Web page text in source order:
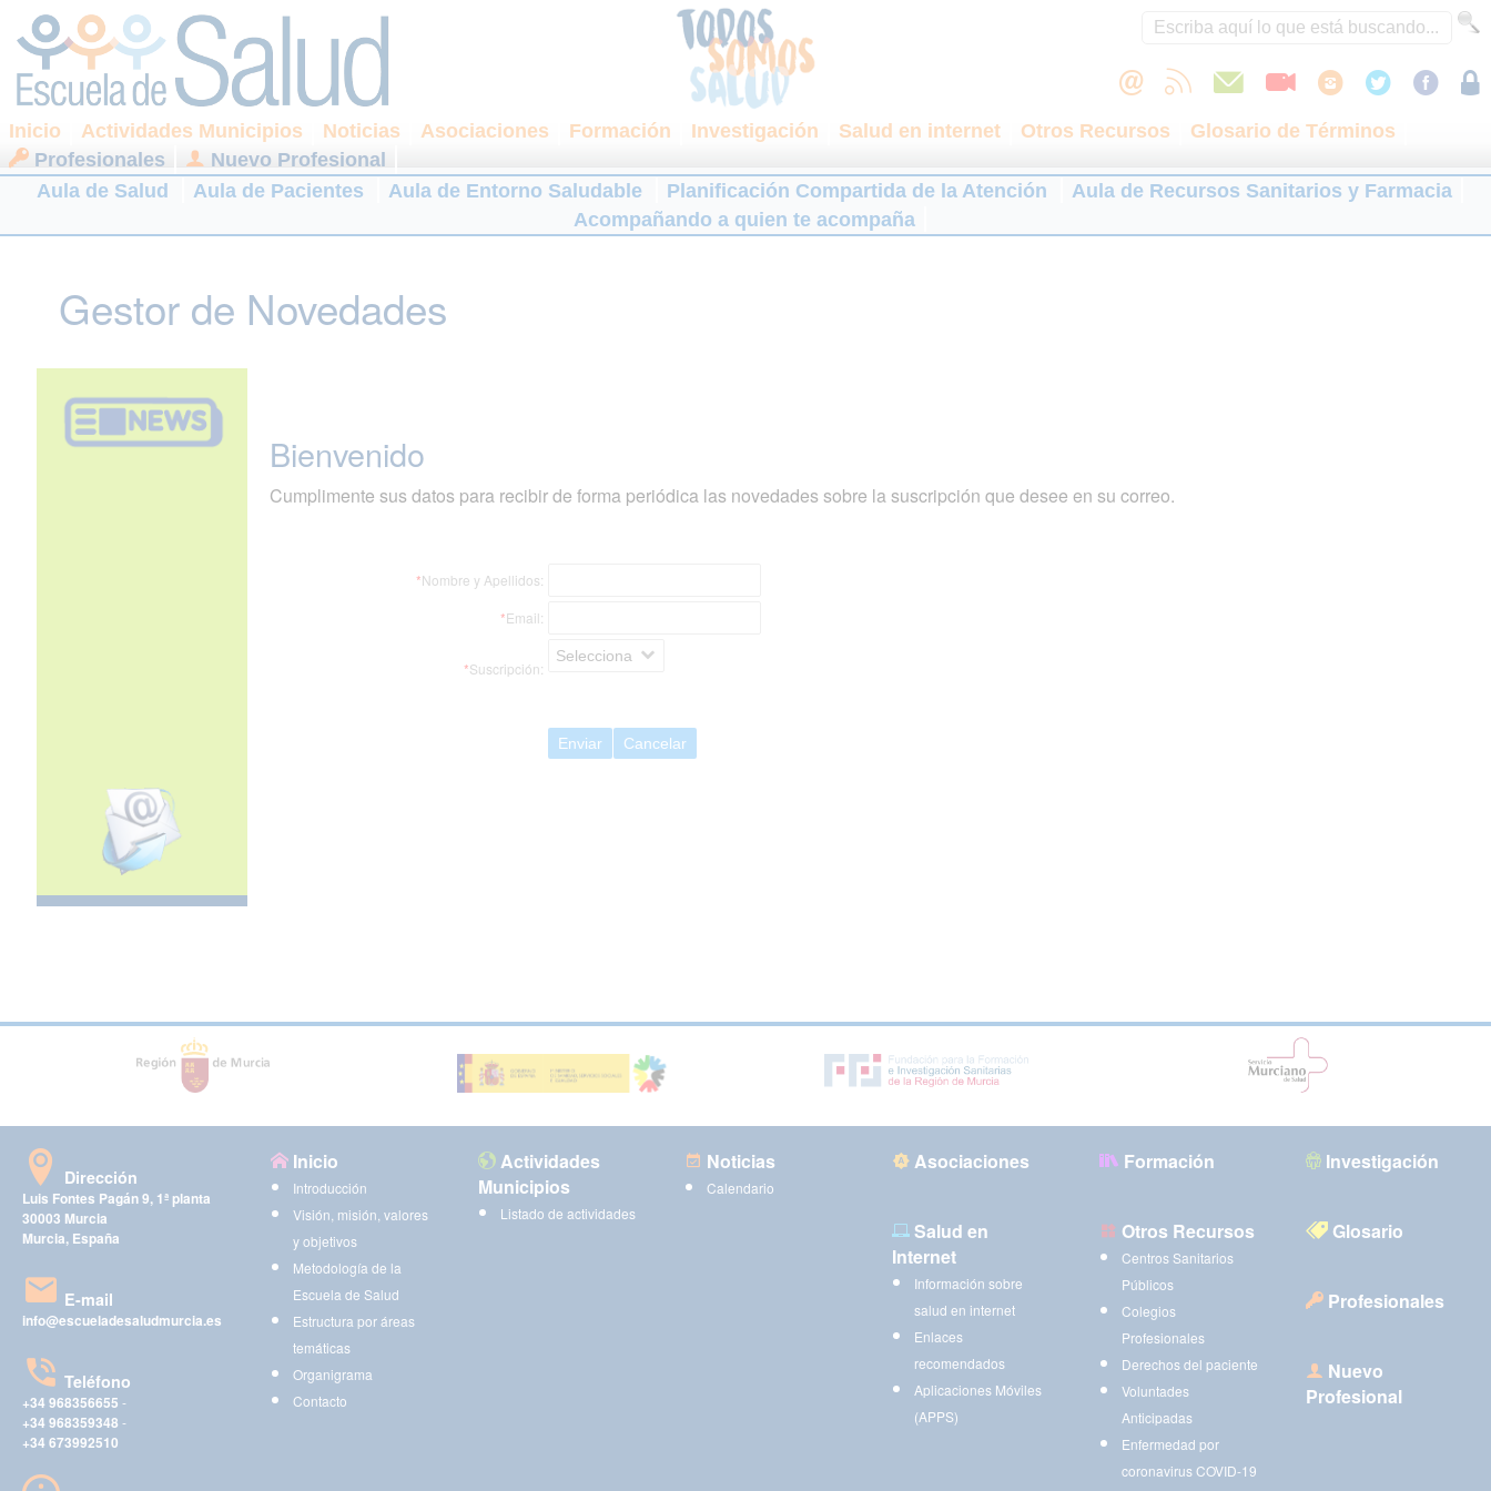
Inicio Actividades Municipios Noticias Asociaciones Formación Investigación Salud en internet Otros Recursos
Glosario de Términos
Profesionales
Nuevo Profesional
Aula de Salud
Aula de Pacientes Aula de Entorno Saludable Planificación Compartida de la Atención
Aula de Recursos Sanitarios y Farmacia
Acompañando a quien te acompaña
Gestor de Novedades
Bienvenido
Cumplimente sus datos para recibir de forma periódica las novedades sobre la suscripción que desee en su correo.
*Nombre y Apellidos:
*Email:
*Suscripción:
Selecciona
Enviar Cancelar
Dirección
Luis Fontes Pagán 9, 1ª planta
30003 Murcia
Murcia, España
E-mail
info@escueladesaludmurcia.es
Teléfono
+34 968356655 -
+34 968359348 -
+34 673992510
Inicio
Introducción
Visión, misión, valores
y objetivos
Metodología de la
Escuela de Salud
Estructura por áreas
temáticas
Organigrama
Contacto
Actividades
Municipios
Listado de actividades
Noticias
Calendario
Asociaciones Formación Investigación
Salud en
Internet
Información sobre
salud en internet
Enlaces
recomendados
Aplicaciones Móviles
(APPS)
Otros Recursos
Centros Sanitarios
Públicos
Colegios
Profesionales
Derechos del paciente
Voluntades
Anticipadas
Enfermedad por
coronavirus COVID-19
Glosario
Profesionales
Nuevo
Profesional